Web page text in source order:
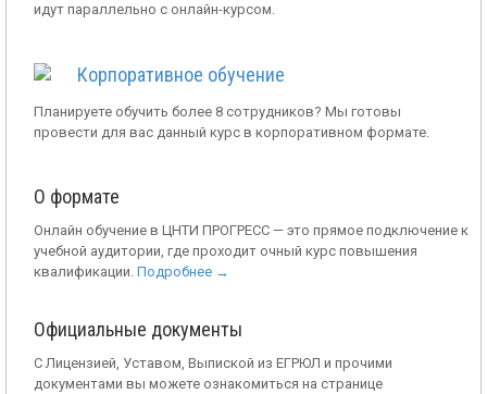
идут параллельно с онлайн-курсом.
Корпоративное обучение
Планируете обучить более 8 сотрудников? Мы готовы
провести для вас данный курс в корпоративном формате.
О формате
Онлайн обучение в ЦНТИ ПРОГРЕСС — это прямое подключение к
учебной аудитории, где проходит очный курс повышения
квалификации. Подробнее →
Официальные документы
С Лицензией, Уставом, Выпиской из ЕГРЮЛ и прочими
документами вы можете ознакомиться на странице